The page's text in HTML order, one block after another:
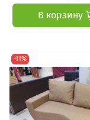
В корзину
-11%